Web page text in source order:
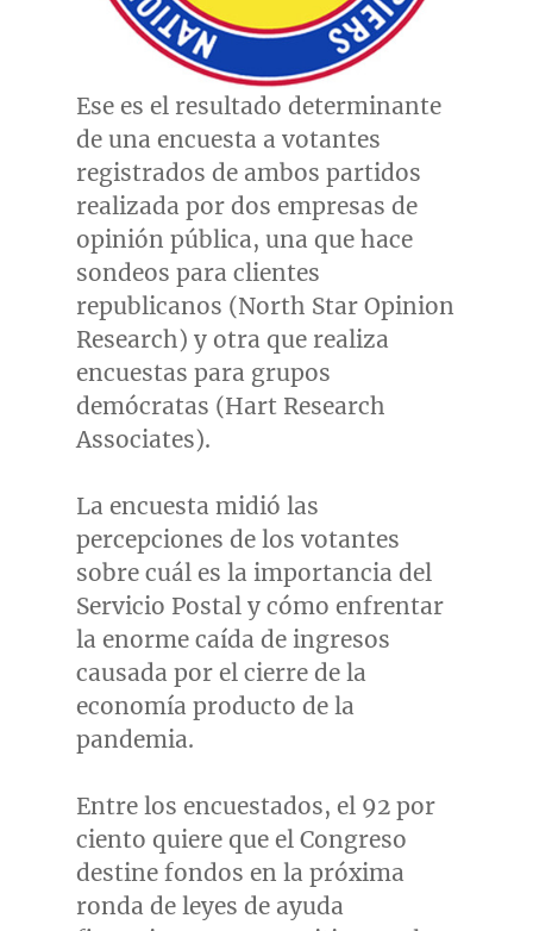
Ese es el resultado determinante
de una encuesta a votantes
registrados de ambos partidos
realizada por dos empresas de
opinión pública, una que hace
sondeos para clientes
republicanos (North Star Opinion
Research) y otra que realiza
encuestas para grupos
demócratas (Hart Research
Associates).
La encuesta midió las
percepciones de los votantes
sobre cuál es la importancia del
Servicio Postal y cómo enfrentar
la enorme caída de ingresos
causada por el cierre de la
economía producto de la
pandemia.
Entre los encuestados, el 92 por
ciento quiere que el Congreso
destine fondos en la próxima
ronda de leyes de ayuda